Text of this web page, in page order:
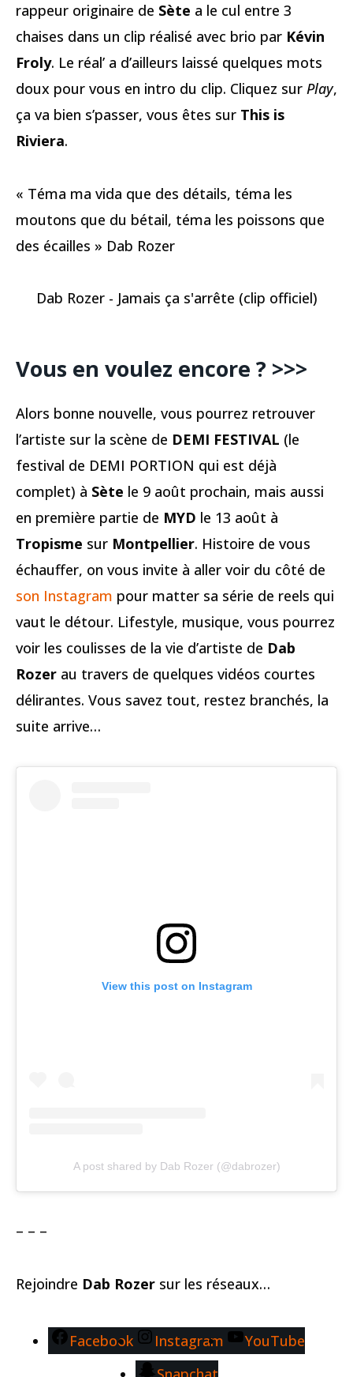
rappeur originaire de Sète a le cul entre 3
chaises dans un clip réalisé avec brio par Kévin
Froly. Le réal’ a d’ailleurs laissé quelques mots
doux pour vous en intro du clip. Cliquez sur Play,
ça va bien s’passer, vous êtes sur This is
Riviera.
« Téma ma vida que des détails, téma les
moutons que du bétail, téma les poissons que
des écailles » Dab Rozer
Dab Rozer - Jamais ça s'arrête (clip officiel)
Vous en voulez encore ? >>>
Alors bonne nouvelle, vous pourrez retrouver
l’artiste sur la scène de DEMI FESTIVAL (le
festival de DEMI PORTION qui est déjà
complet) à Sète le 9 août prochain, mais aussi
en première partie de MYD le 13 août à
Tropisme sur Montpellier. Histoire de vous
échauffer, on vous invite à aller voir du côté de
son Instagram pour matter sa série de reels qui
vaut le détour. Lifestyle, musique, vous pourrez
voir les coulisses de la vie d’artiste de Dab
Rozer au travers de quelques vidéos courtes
délirantes. Vous savez tout, restez branchés, la
suite arrive…
View this post on Instagram
A post shared by Dab Rozer (@dabrozer)
– – –
Rejoindre Dab Rozer sur les réseaux…
Facebook Instagram
YouTube